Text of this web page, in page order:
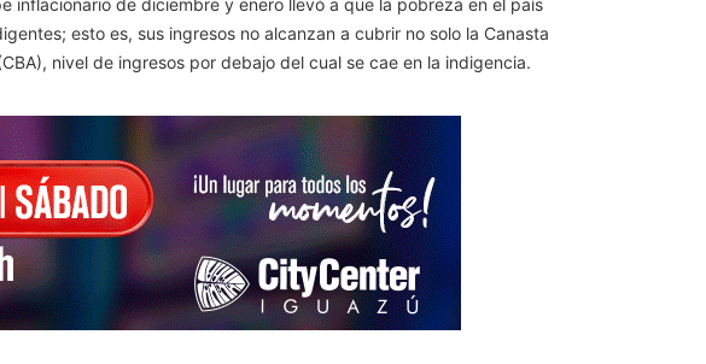
inflacionario de diciembre y enero llevó a que la pobreza en el país
esto es, sus ingresos no alcanzan a cubrir no solo la Canasta
nivel de ingresos por debajo del cual se cae en la indigencia.